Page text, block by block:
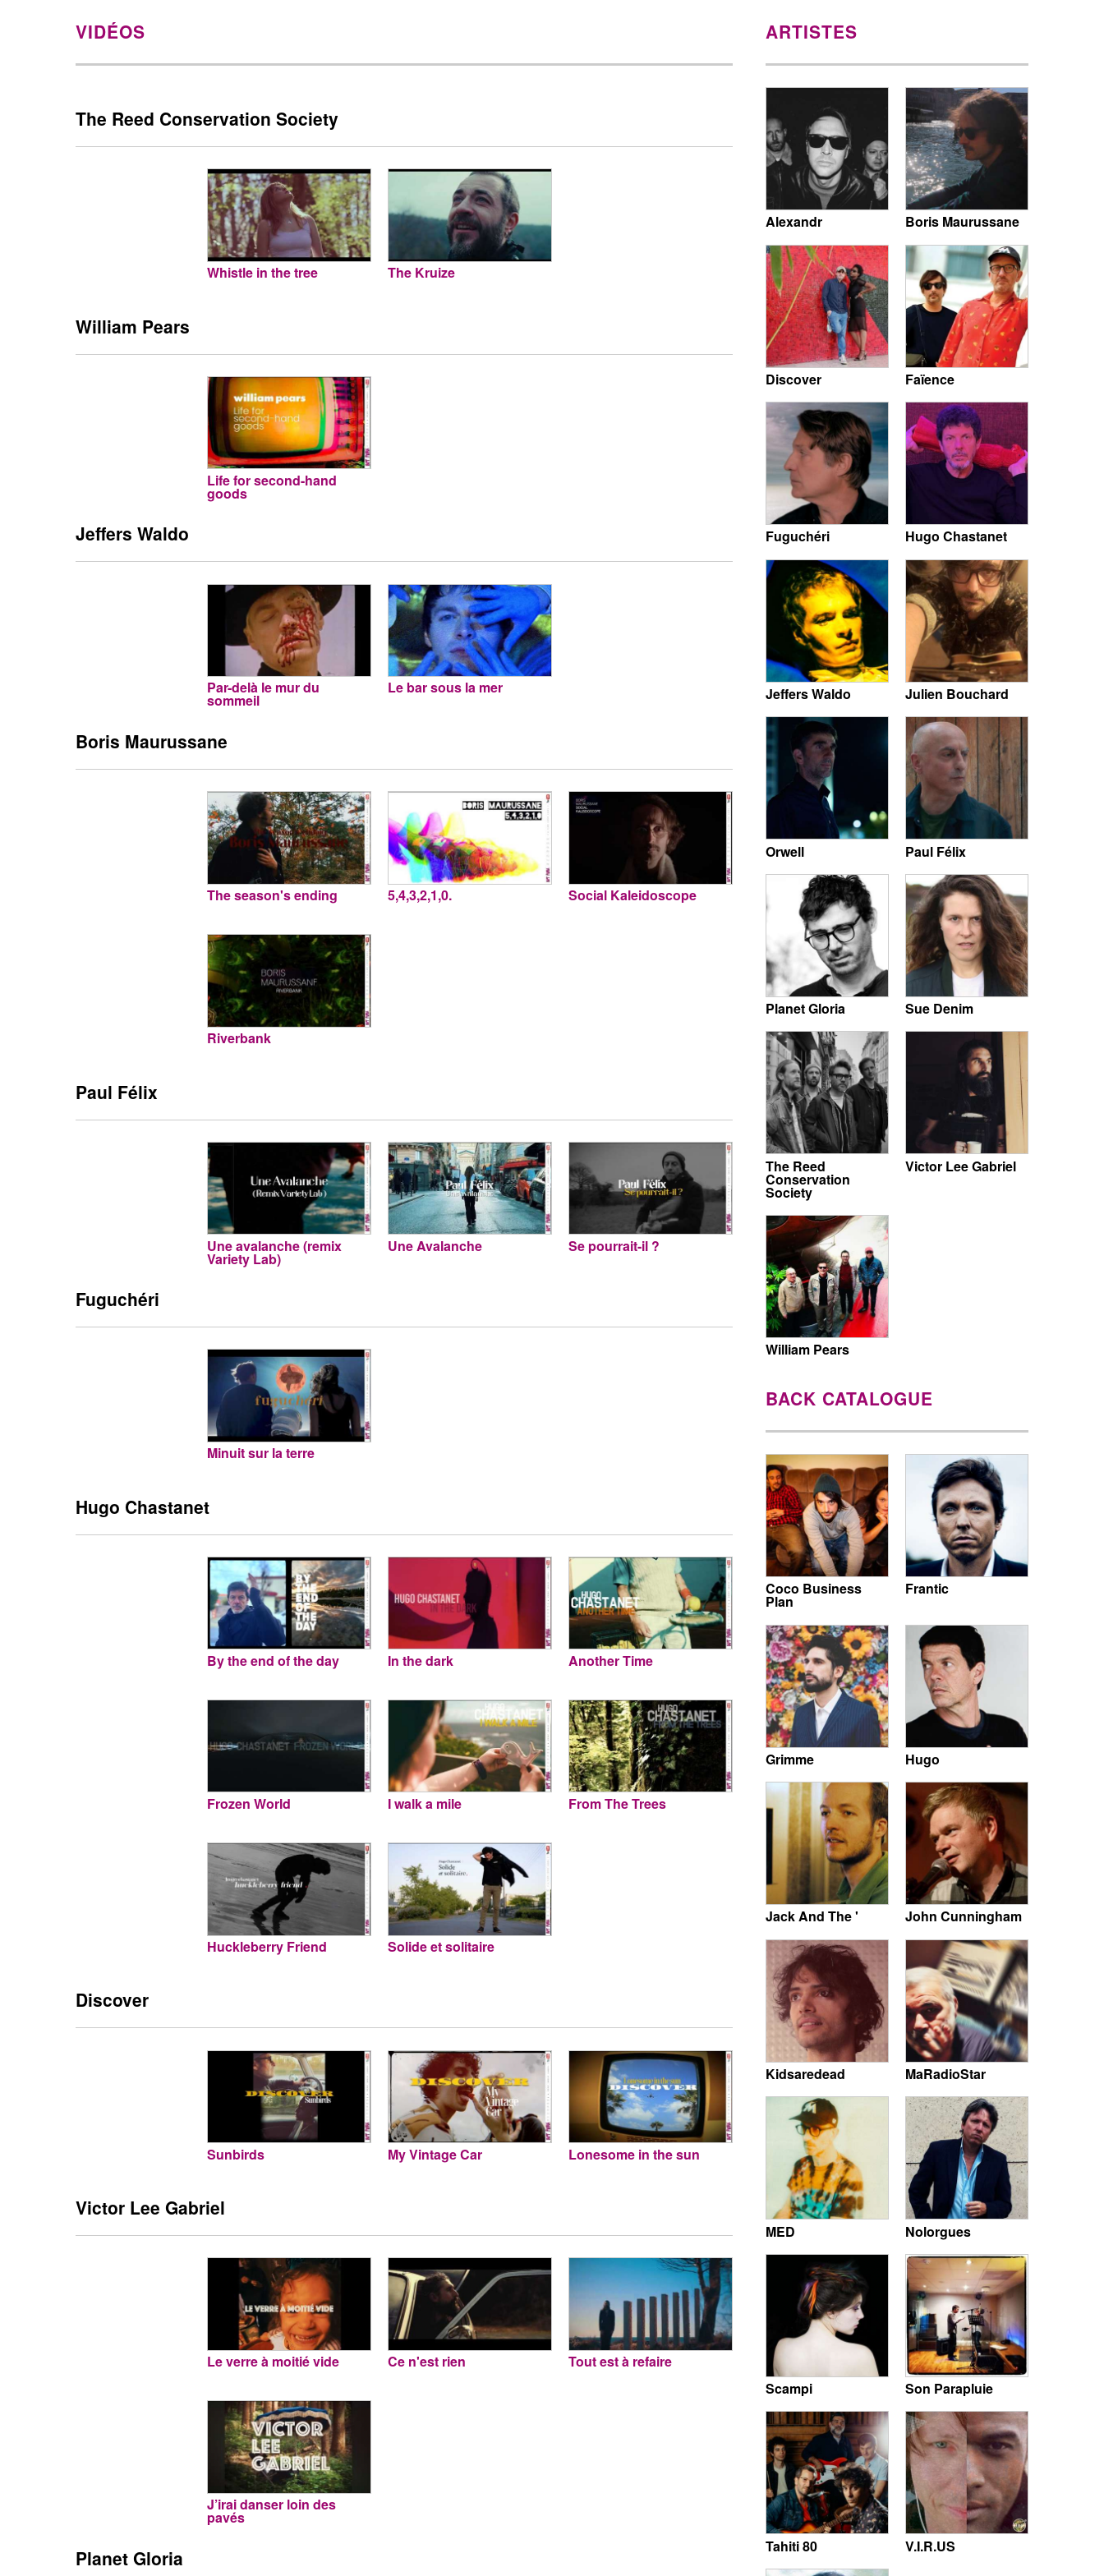
VIDÉOS
The Reed Conservation Society
Whistle in the tree The Kruize
William Pears
Life for second-hand
goods
Jeffers Waldo
Par-delà le mur du
sommeil
Le bar sous la mer
Boris Maurussane
The season's ending 5,4,3,2,1,0. Social Kaleidoscope
Riverbank
Paul Félix
Une avalanche (remix
Variety Lab)
Une Avalanche Se pourrait-il ?
Fuguchéri
Minuit sur la terre
Hugo Chastanet
By the end of the day In the dark Another Time
Frozen World I walk a mile From The Trees
Huckleberry Friend Solide et solitaire
Discover
Sunbirds My Vintage Car Lonesome in the sun
Victor Lee Gabriel
Le verre à moitié vide Ce n'est rien Tout est à refaire
J’irai danser loin des
pavés
Planet Gloria
ARTISTES
Alexandr Boris Maurussane
Discover Faïence
Fuguchéri Hugo Chastanet
Jeffers Waldo Julien Bouchard
Orwell Paul Félix
Planet Gloria Sue Denim
The Reed
Conservation
Society
Victor Lee Gabriel
William Pears
BACK CATALOGUE
Coco Business
Plan
Frantic
Grimme Hugo
Jack And The ' John Cunningham
Kidsaredead MaRadioStar
MED Nolorgues
Scampi Son Parapluie
Tahiti 80 V.I.R.US